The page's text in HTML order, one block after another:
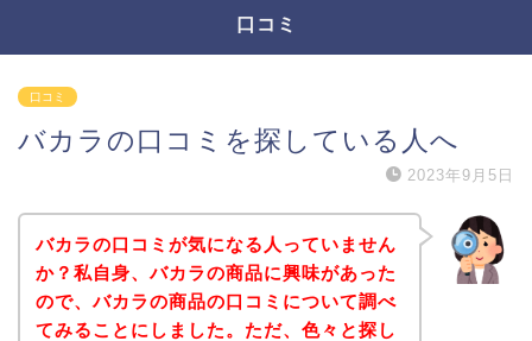
口コミ
口コミ
バカラの口コミを探している人へ
2023年9月5日
バカラの口コミが気になる人っていません
か？私自身、バカラの商品に興味があった
ので、バカラの商品の口コミについて調べ
てみることにしました。ただ、色々と探し